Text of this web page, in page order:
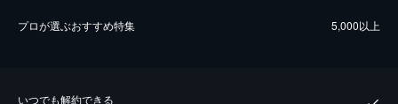
プロが選ぶおすすめ特集 5,000以上
いつでも解約できる